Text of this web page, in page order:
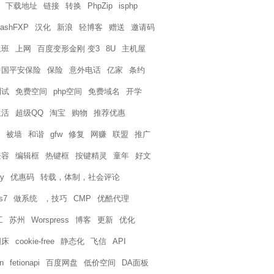
下载地址 链接 转换 PhpZip isphp
汉化 新浪 轻博客 赠送 邀请码
上网 百度变形金刚 变3 8U 主机屋
平安保险 保险 意外电话 亿家 条约
免费空间 php空间 免费域名 开学
超级QQ 淘宝 购物 推荐优惠
被墙 和谐 gfw 修复 网赚 联盟 推广
编辑框 热键框 按键精灵 童年 好文
优惠码 转载，体制，社会评论
做系统 ，技巧 CMP 优酷代理
苏州 Worspress 博客 更新 优化
cookie-free 静态化 飞信 API
fetionapi 百度网盘 低价空间 DA面板